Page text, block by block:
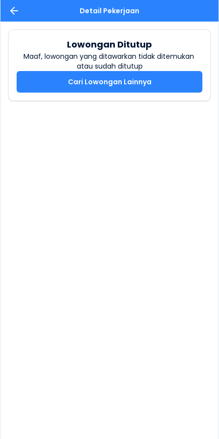
Detail Pekerjaan
Lowongan Ditutup
Maaf, lowongan yang ditawarkan tidak ditemukan
atau sudah ditutup
Cari Lowongan Lainnya